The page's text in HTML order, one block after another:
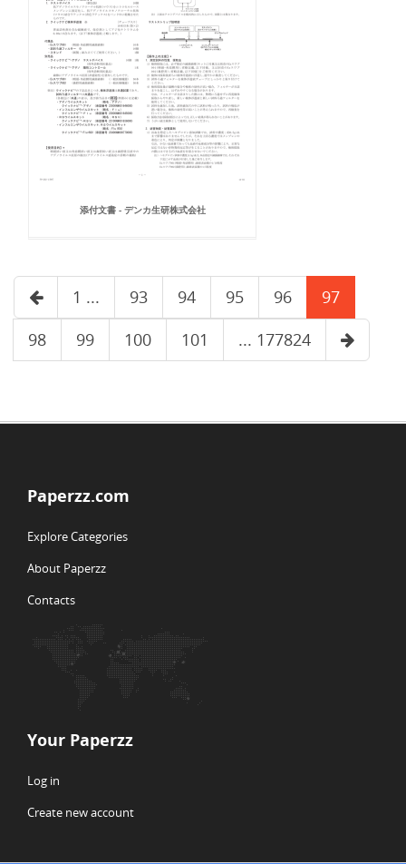
添付文書 - デンカ生研株式会社
1 ... 93 94 95 96
97
98
99 100 101 ... 177824
Paperzz.com
Explore Categories
About Paperzz
Contacts
Your Paperzz
Log in
Create new account